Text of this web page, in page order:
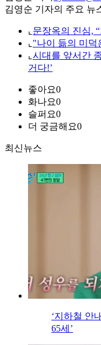
김영순 기자의 주요 뉴
⌞ 문장옥의 진심,
⌞ "나이 듦의 미덕
⌞ 시대를 앞서간
거다!’
좋아요0
화나요0
슬퍼요0
더 궁금해요0
최신뉴스
‘지하철 안
65세’